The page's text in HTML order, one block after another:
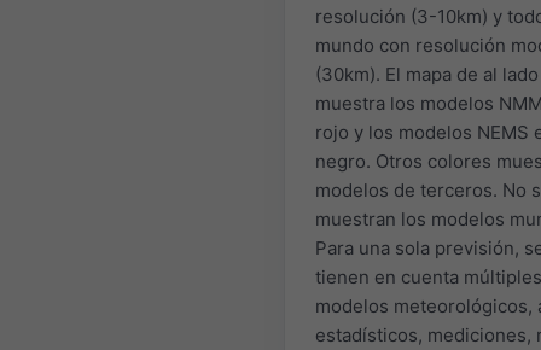
resolución (3-10km) y
mundo con resolución
(30km). El mapa de al lado
muestra los modelos
rojo y los modelos NEMS
negro. Otros colores
modelos de terceros. No
muestran los modelos
Para una sola previsión,
tienen en cuenta múltiples
modelos meteorológicos,
estadísticos, mediciones,